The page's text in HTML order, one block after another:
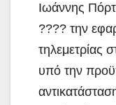
Ιωάννης
???? την
τηλεμετρίας
υπό την